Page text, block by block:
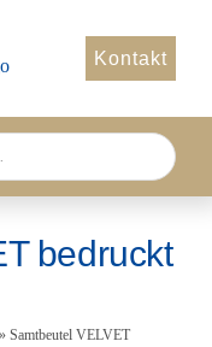
Kontakt
bedruckt
Samtbeutel VELVET